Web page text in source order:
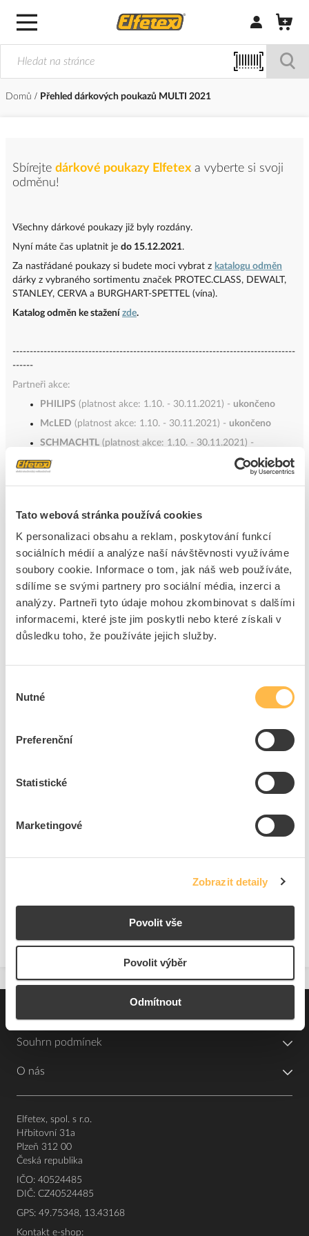
Tato webová stránka používá cookies
K personalizaci obsahu a reklam, poskytování funkcí
sociálních médií a analýze naší návštěvnosti využíváme
soubory cookie. Informace o tom, jak náš web používáte,
sdílíme se svými partnery pro sociální média, inzerci a
analýzy. Partneři tyto údaje mohou zkombinovat s dalšími
informacemi, které jste jim poskytli nebo které získali v
důsledku toho, že používáte jejich služby.
souhlasu
Nutné
Preferenční
Statistické
Marketingové
Zobrazit detaily
Povolit vše
Povolit výběr
Odmítnout
Přihlásit/
Domů Přehled dárkových poukazů MULTI 2021
Sbírejte dárkové poukazy Elfetex a vyberte si svoji
odměnu!
Všechny dárkové poukazy již byly rozdány.
Nyní máte čas uplatnit je do 15.12.2021.
Za nastřádané poukazy si budete moci vybrat z katalogu odměn
dárky z vybraného sortimentu značek PROTEC.CLASS, DEWALT,
STANLEY, CERVA a BURGHART-SPETTEL (vína).
Katalog odměn ke stažení zde.
----------------------------------------------------------------------------------
------
Partneři akce:
PHILIPS (platnost akce: 1.10. - 30.11.2021) - ukončeno
McLED (platnost akce: 1.10. - 30.11.2021) - ukončeno
SCHMACHTL (platnost akce: 1.10. - 30.11.2021) -
ukončeno
LEDKO(platnost akce: 1.9. - 30.11.2021) -
HAGER(platnost akce: 1.9. - 30.11.2021) -ukončeno
ARKYS(platnost akce: 1.9. - 31.10.2021) -ukončeno
FAMATEL(platnost akce: 1.9. - 31.10.2021) -ukončeno
EATON(platnost akce: 1.8. - 30.9.2021) -ukončeno
WEIDMÜLLER (platnost akce: 1.7. - 30.9.2021) -
OEZ
ukončeno
Souhrn podmínek
O nás
Elfetex, spol. s r.o.
Hřbitovní 31a
Plzeň 312 00
Česká republika
IČO: 40524485
DIČ: CZ40524485
GPS: 49.75348, 13.43168
Kontakt e-shop: